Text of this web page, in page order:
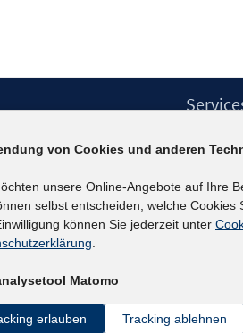
(IAB) – unser Leitbild
IAB-
Kontakt
von Cookies und anderen
unsere Online-Angebote auf Ihre
selbst entscheiden, welche Cookies
können Sie jederzeit unter
.
Matomo
erlauben Tracking ablehnen